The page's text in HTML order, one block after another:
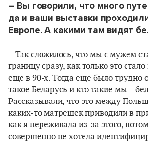
– Вы говорили, что много
да и ваши выставки
Европе. А какими там видят
– Так сложилось, что мы с мужем
границу сразу, как только это
еще в 90-х. Тогда еще было трудно
такое Беларусь и кто такие мы –
Рассказывали, что это между
каких-то матрешек приводили в
как я переживала из-за этого,
совершенно не хотела